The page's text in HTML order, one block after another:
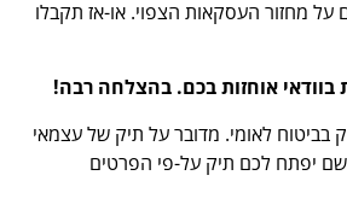
מחזור העסקאות הצפוי. או-אז תקבלו
בוודאי אוחזות בכם. בהצלחה רבה!
בביטוח לאומי. מדובר על תיק של עצמאי
שם יפתח לכם תיק על-פי הפרטים